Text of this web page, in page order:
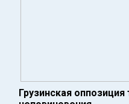
Грузинская